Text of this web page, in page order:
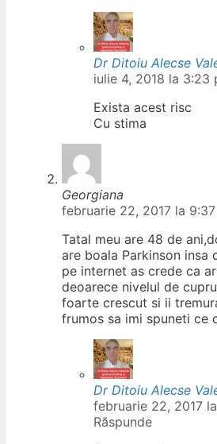
Dr Ditoiu Alecse
iulie 4, 2018 la 3:23
Exista acest risc
Cu stima
Georgiana
februarie 22, 2017 la
Tatal meu are 48 de
are boala Parkinson insa
pe internet as crede ca
deoarece nivelul de
foarte crescut si ii
frumos sa imi spuneti ce
Dr Ditoiu Alecse
februarie 22, 2017
Răspunde